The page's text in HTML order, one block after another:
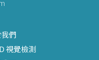
們
視覺檢測